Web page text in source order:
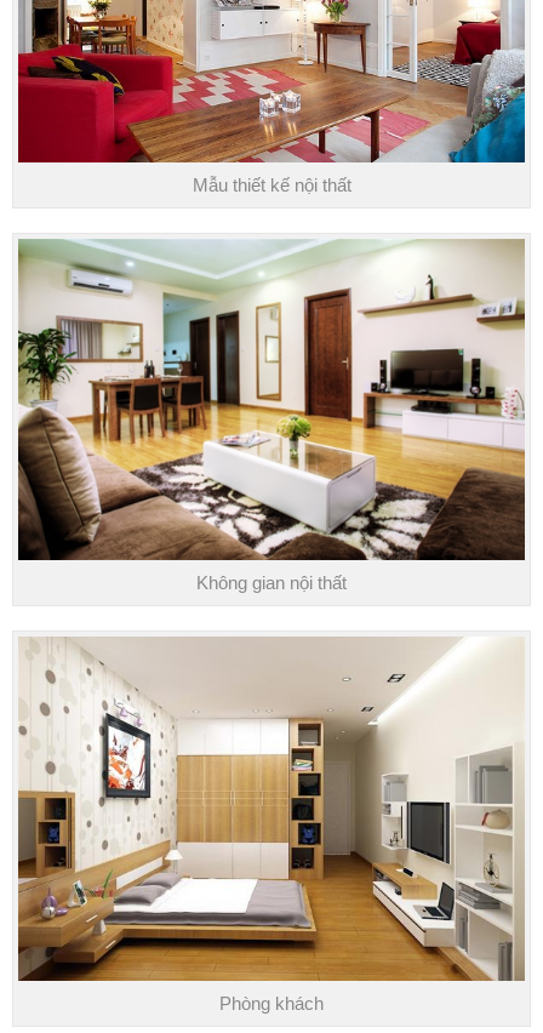
Mẫu thiết kế nội thất
Không gian nội thất
Phòng khách